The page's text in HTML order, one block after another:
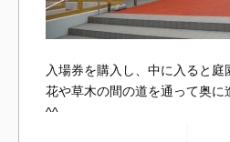
入場券を購入し、中に入ると庭
花や草木の間の道を通って奥
^^